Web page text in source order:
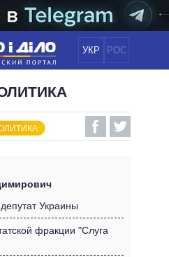
УКР РОС
ПОЛИТИКА
ЭКОНОМИКА
МИР
Украины
фракции "Слуга